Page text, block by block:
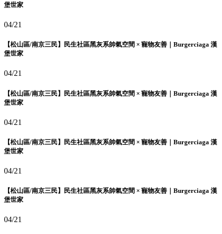
堡世家
04/21
【松山區/南京三民】民生社區黑灰系帥氣空間 × 寵物友善｜Burgerciaga 漢
堡世家
04/21
【松山區/南京三民】民生社區黑灰系帥氣空間 × 寵物友善｜Burgerciaga 漢
堡世家
04/21
【松山區/南京三民】民生社區黑灰系帥氣空間 × 寵物友善｜Burgerciaga 漢
堡世家
04/21
【松山區/南京三民】民生社區黑灰系帥氣空間 × 寵物友善｜Burgerciaga 漢
堡世家
04/21